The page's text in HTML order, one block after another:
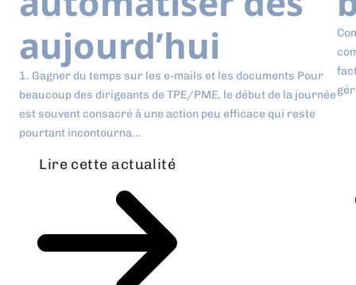
aujourd’hui
1. Gagner du temps sur les e-mails et les documents Pour
beaucoup des dirigeants de TPE/PME, le début de la journée
est souvent consacré à une action peu efficace qui reste
pourtant incontourna...
Lire cette actualité